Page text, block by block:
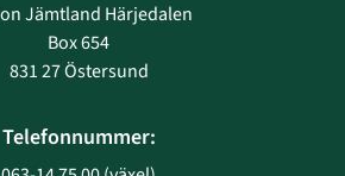
Jämtland Härjedalen
Box 654
831 27 Östersund
Telefonnummer: